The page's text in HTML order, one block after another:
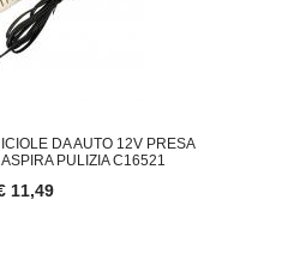
DA AUTO 12V PRESA
PULIZIA C16521
11,49